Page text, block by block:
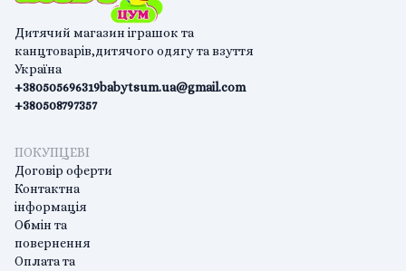
Дитячий магазин іграшок та
канцтоварів,дитячого одягу та взуття
Україна
+380505696319
+380508797357
babytsum.ua@gmail.com
ПОКУПЦЕВІ
Договір оферти
Контактна
інформація
Обмін та
повернення
Оплата та